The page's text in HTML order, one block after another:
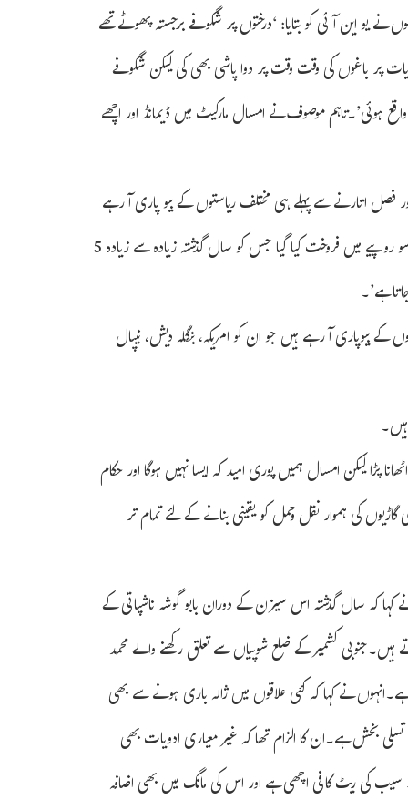
نے یو این آئی کو بتایا: ‘درختوں پر شگوفے برجستہ پھوٹے تھے
پر باغوں کی وقت وقت پر دوا پاشی بھی کی لیکن شگوفے
جس کے نتیجے میں پیدا وار میں کم سے کم 50 فیصد کمی واقع ہوئی’۔تاہم موصوف نے امسال مارکیٹ میں ڈیمانڈ اور اچھے
فصل اتارنے سے پہلے ہی مختلف ریاستوں کے بیو پاری آ رہے
ہیں’۔ان کا کہنا تھا: ‘اس سال بابوگوشہ ناشپاتی کے ایک ڈبے کو 8 سے 11 سو روپیے میں فروخت کیا گیا جس کو سال گذشتہ زیادہ سے زیادہ 5
ہے’۔
کے بیوپاری آ رہے ہیں جو ان کو امریکہ، بنگلہ دیش، نیپال
پڑا لیکن امسال ہمیں پوری امید کہ ایسا نہیں ہوگا اور حکام
کی ہموار نقل وحمل کو یقینی بنانے کے لئے تمام تر
کہ سال گذشتہ اس سیزن کے دوران بابو گوشہ ناشپاتی کے
جاتے تھے لیکن امسال صرف 2 یا 3 ٹرک ہی جاتے ہیں۔جنوبی کشمیر کے ضلع شوپیاں سے تعلق رکھنے والے محمد
ہے۔انہوں نے کہا کہ کئی علاقوں میں ژالہ باری ہونے سے بھی
تسلی بخش ہے۔ان کا الزام تھا کہ غیر معیاری ادویات بھی
سیب کی ریٹ کافی اچھی ہے اور اس کی مانگ میں بھی اضافہ